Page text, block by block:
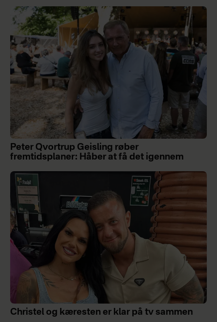
Peter Qvortrup Geisling røber
fremtidsplaner: Håber at få det igennem
Christel og kæresten er klar på tv sammen